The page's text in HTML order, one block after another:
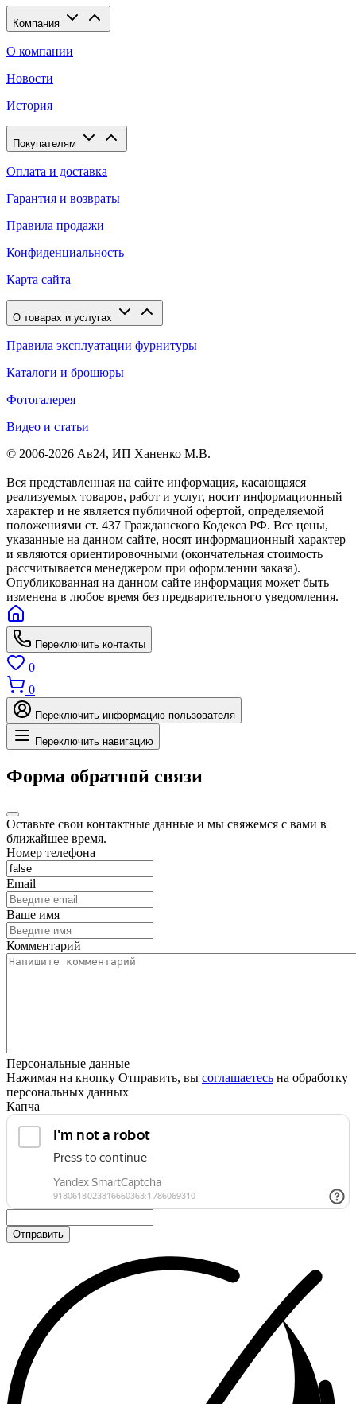
Компания
О компании
Новости
История
Покупателям
Оплата и доставка
Гарантия и возвраты
Правила продажи
Конфиденциальность
Карта сайта
О товарах и услугах
Правила эксплуатации фурнитуры
Каталоги и брошюры
Фотогалерея
Видео и статьи
© 2006-2026 Ав24, ИП Ханенко М.В.
Вся представленная на сайте информация, касающаяся
реализуемых товаров, работ и услуг, носит информационный
характер и не является публичной офертой, определяемой
положениями ст. 437 Гражданского Кодекса РФ. Все цены,
указанные на данном сайте, носят информационный характер
и являются ориентировочными (окончательная стоимость
рассчитывается менеджером при оформлении заказа).
Опубликованная на данном сайте информация может быть
изменена в любое время без предварительного уведомления.
Переключить контакты
0
0
Переключить информацию пользователя
Переключить навигацию
Форма обратной связи
Оставьте свои контактные данные и мы свяжемся с вами в
ближайшее время.
Номер телефона
Email
Ваше имя
Комментарий
Персональные данные
Нажимая на кнопку Отправить, вы соглашаетесь на обработку
персональных данных
Капча
Отправить